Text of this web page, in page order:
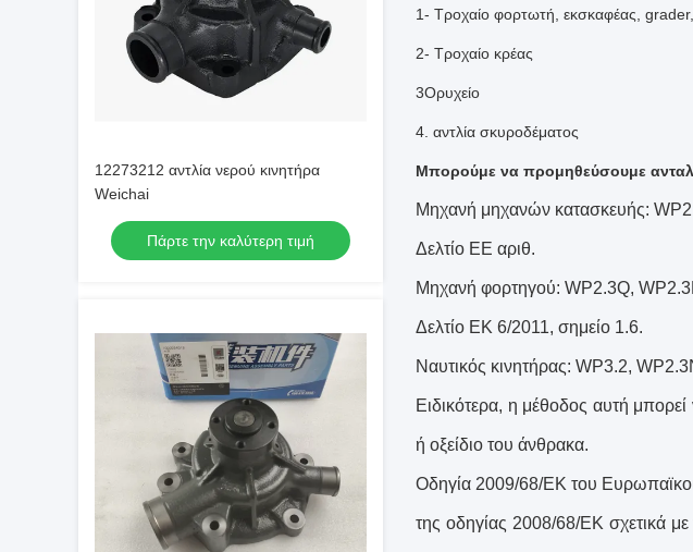
12273212 αντλία νερού κινητήρα
Weichai
Πάρτε την καλύτερη τιμή
1- Τροχαίο φορτωτή, εκσκαφέας,
2- Τροχαίο κρέας
3Ορυχείο
4. αντλία σκυροδέματος
Μπορούμε να προμηθεύσουμε
Μηχανή μηχανών κατασκευής:
Δελτίο ΕΕ αριθ.
Μηχανή φορτηγού: WP2.3Q,
Δελτίο ΕΚ 6/2011, σημείο 1.6.
Ναυτικός κινητήρας: WP3.2,
Ειδικότερα, η μέθοδος αυτή
ή οξείδιο του άνθρακα.
Οδηγία 2009/68/ΕΚ του
της οδηγίας 2008/68/ΕΚ σχετικά